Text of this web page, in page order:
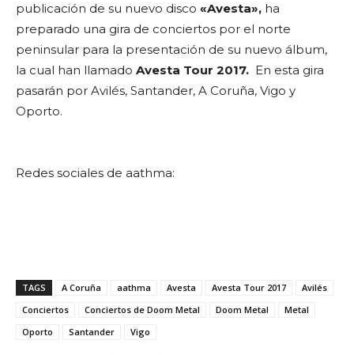
publicación de su nuevo disco «Avesta», ha
preparado una gira de conciertos por el norte
peninsular para la presentación de su nuevo álbum,
la cual han llamado Avesta Tour 2017. En esta gira
pasarán por Avilés, Santander, A Coruña, Vigo y
Oporto.
Redes sociales de aathma:
TAGS A Coruña aathma Avesta Avesta Tour 2017
Avilés
Conciertos
Conciertos de Doom Metal Doom Metal
Metal
Oporto
Santander Vigo